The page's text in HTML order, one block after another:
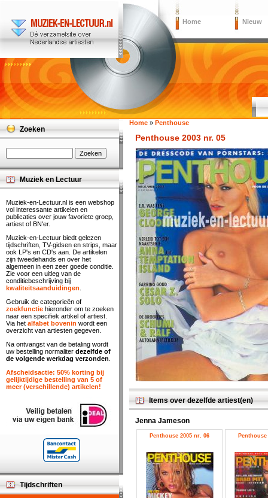
Home Nieuw
Home » Penthouse
Penthouse 2003 nr. 05
Items over dezelfde artiest(en)
Jenna Jameson
Penthouse 2005 nr. 06
Zoeken
Muziek en Lectuur
Muziek-en-Lectuur.nl is een webshop
vol interessante artikelen en
publicaties over jouw favoriete groep,
artiest of BN'er.
Muziek-en-Lectuur biedt gelezen
tijdschriften, TV-gidsen en strips, maar
ook LP's en CD's aan. De artikelen
zijn tweedehands en over het
algemeen in een zeer goede conditie.
Zie voor een uitleg van de
conditiebeschrijving bij
kwaliteitsaanduidingen
Gebruik de categorieën of
zoekfunctie hieronder om te zoeken
naar een specifiek artikel of artiest.
Via het alfabet bovenin wordt een
overzicht van artiesten gegeven.
Na ontvangst van de betaling wordt
uw bestelling normaliter dezelfde of
de volgende werkdag verzonden
Afscheidsactie: 50% korting bij
gelijktijdige bestelling van 5 of
meer (verschillende) artikelen!
Tijdschriften